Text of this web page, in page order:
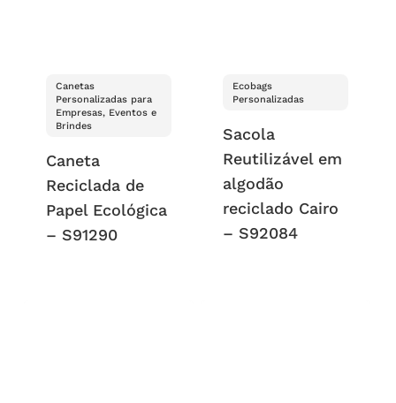
Canetas
Personalizadas para
Empresas, Eventos e
Brindes
Caneta
Reciclada de
Papel Ecológica
– S91290
Ecobags
Personalizadas
Sacola
Reutilizável em
algodão
reciclado Cairo
– S92084